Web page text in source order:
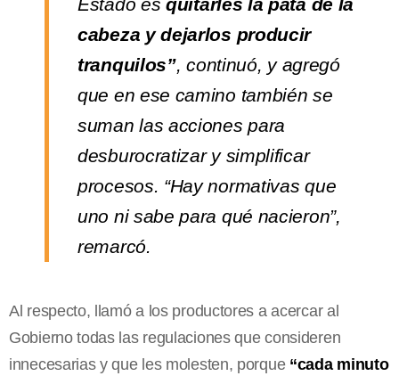
cabeza y dejarlos producir
tranquilos”, continuó, y agregó
que en ese camino también se
suman las acciones para
desburocratizar y simplificar
procesos. “Hay normativas que
uno ni sabe para qué nacieron”,
remarcó.
Al respecto, llamó a los productores a acercar al
Gobierno todas las regulaciones que consideren
innecesarias y que les molesten, porque “cada minuto